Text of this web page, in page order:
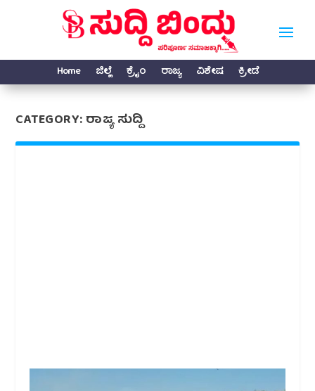
Home ಜಿಲ್ಲೆ ಕ್ರೈಂ ರಾಜ್ಯ ವಿಶೇಷ ಕ್ರೀಡೆ
CATEGORY:ರಾಜ್ಯ ಸುದ್ದಿ